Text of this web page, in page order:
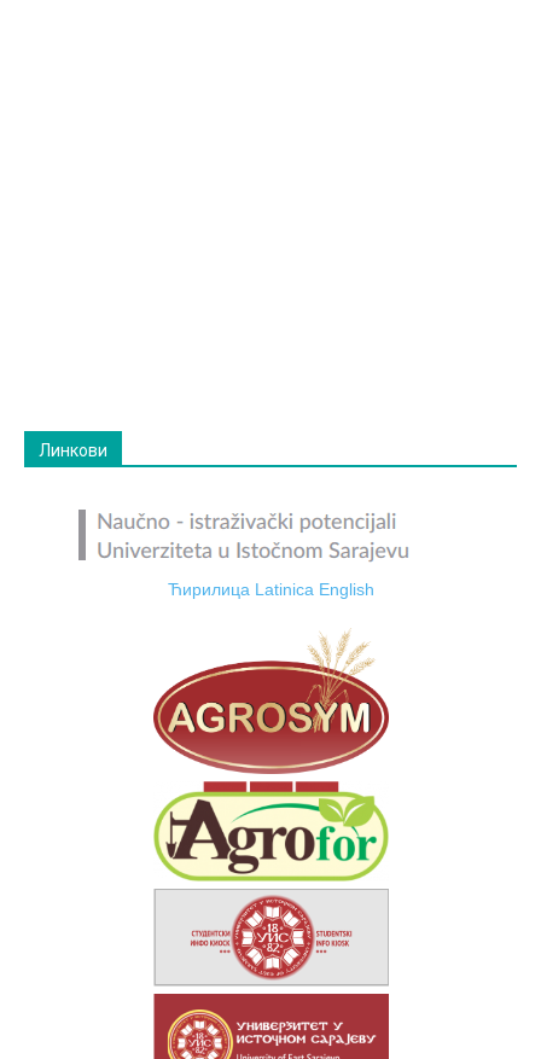
Линкови
Ћирилица Latinica English